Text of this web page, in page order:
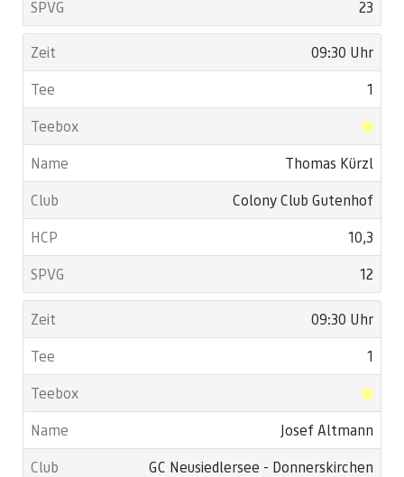
23
09:30 Uhr
1
Thomas Kürzl
Colony Club Gutenhof
10,3
12
09:30 Uhr
1
Josef Altmann
GC Neusiedlersee - Donnerskirchen